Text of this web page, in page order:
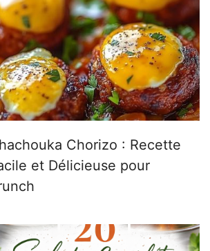
Chorizo : Recette
et Délicieuse pour